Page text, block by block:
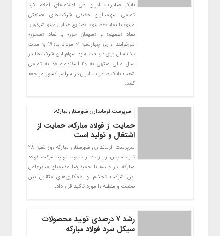
بانک صادرات ایران طی اطلاعیه‌ای اعلام کرد
تمامی سهامداران حقیقی شرکت‌های «صنعتی
مینو» با نماد «غصینو»، «صنایع غذایی مینو شرق» با
نماد «غمینو» و «سیمان خزر» با نماد «سخزر»
می‌توانند از روز چهار‌شنبه ٠١ مرداد ماه ٩٩ به مدت
یک سال برای دریافت سود سهام این شرکت‌ها در
سال مالی منتهی به ٢٩ اسفندماه ٩٨ به تمامی
شعب بانک صادرات ایران در سراسر کشور مراجعه
کنند.
سرپرست فرمانداری شهرستان مبارکه:
حمایت از فولاد مبارکه، حمایت از
اشتغال و تولید است
سرپرست فرمانداری شهرستان مبارکه روز شنبه 28
تیرماه، پس از بازدید از خطوط تولید شرکت فولاد
مبارکه، در جلسه با حمیدرضا عظیمیان مدیرعامل
این شرکت تحکیم و همکاری‌های متقابل بین
صنعت و منطقه را مورد تأکید قرار داد.
رشد ۷ درصدی تولید محصولات
سیکل سرد فولاد مبارکه